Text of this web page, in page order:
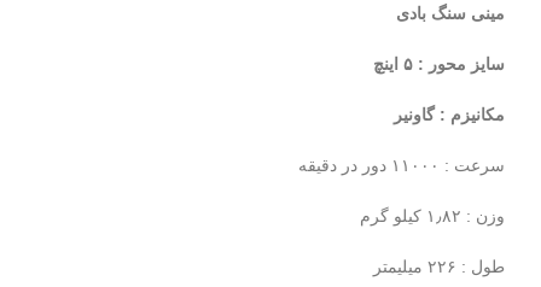
مینی سنگ بادی
سایز محور : ۵ اینچ
مکانیزم : گاونیر
سرعت : ۱۱۰۰۰ دور در دقیقه
وزن : ۱٫۸۲ کیلو گرم
طول : ۲۲۶ میلیمتر